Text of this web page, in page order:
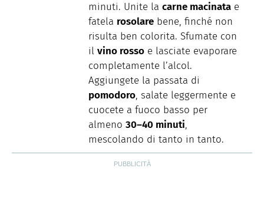
minuti. Unite la carne macinata e
fatela rosolare bene, finché non
risulta ben colorita. Sfumate con
il vino rosso e lasciate evaporare
completamente l’alcol.
Aggiungete la passata di
pomodoro, salate leggermente e
cuocete a fuoco basso per
almeno 30–40 minuti,
mescolando di tanto in tanto.